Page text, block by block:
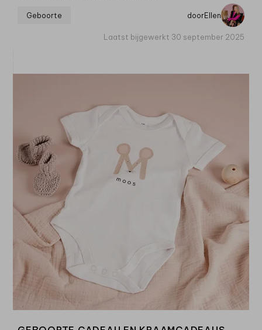
Geboorte doorEllen
Laatst bijgewerkt 30 september 2025